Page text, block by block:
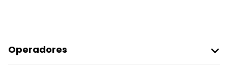
Operadores